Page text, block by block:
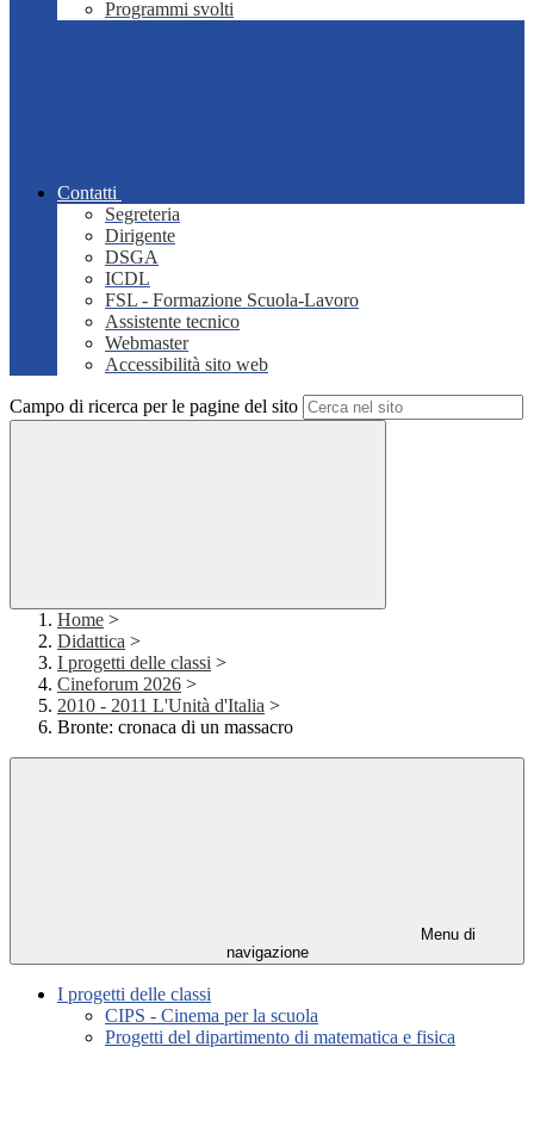
Programmi svolti
Contatti
Segreteria
Dirigente
DSGA
ICDL
FSL - Formazione Scuola-Lavoro
Assistente tecnico
Webmaster
Accessibilità sito web
Campo di ricerca per le pagine del sito
Home >
Didattica >
I progetti delle classi >
Cineforum 2026 >
2010 - 2011 L'Unità d'Italia >
Bronte: cronaca di un massacro
Menu di
navigazione
I progetti delle classi
CIPS - Cinema per la scuola
Progetti del dipartimento di matematica e fisica